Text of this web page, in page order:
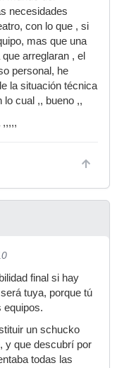
necesidades
con lo que , si
mas que una
arreglaran , el
personal, he
la situación técnica
lo cual ,, bueno ,,
,,,,,
final si hay
tuya, porque tú
equipos.
un schucko
y que descubrí por
todas las